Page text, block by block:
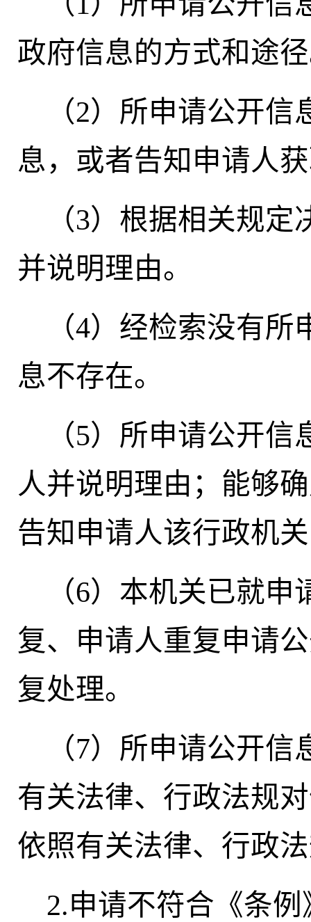
政府信息的方式和途
（2）所申请公开
息，或者告知申请人
（3）根据相关规
并说明理由。
（4）经检索没有
息不存在。
（5）所申请公开
人并说明理由；能够
告知申请人该行政机
（6）本机关已就
复、申请人重复申请
复处理。
（7）所申请公开
有关法律、行政法规
依照有关法律、行政
2.申请不符合《条